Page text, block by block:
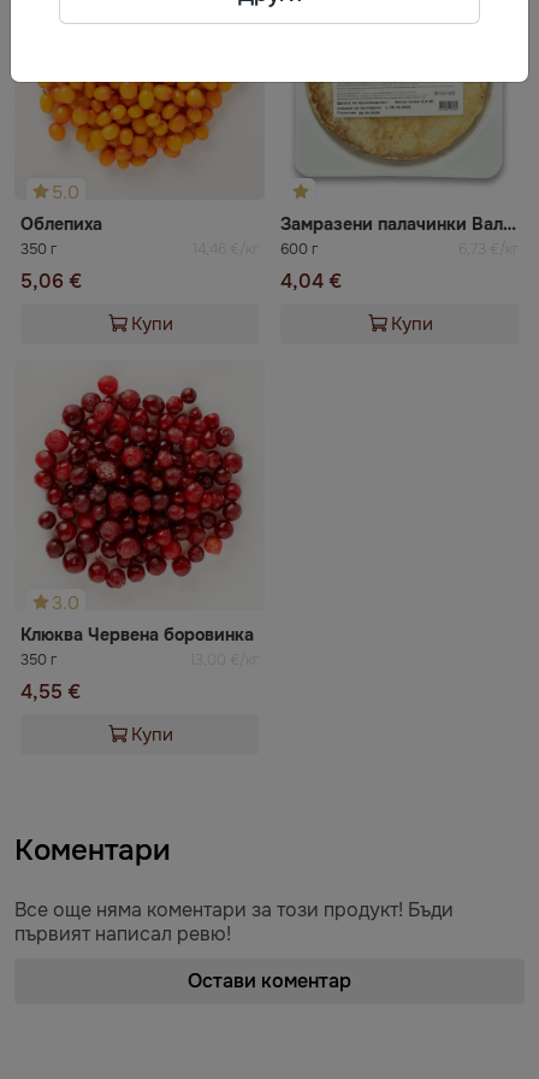
5.0
Облепиха
350 г 14,46 €/кг
5,06 €
Купи
Замразени палачинки Валесто
600 г 6,73 €/кг
4,04 €
Купи
3.0
Клюква Червена боровинка
350 г 13,00 €/кг
4,55 €
Купи
Коментари
Все още няма коментари за този продукт! Бъди
първият написал ревю!
Остави коментар